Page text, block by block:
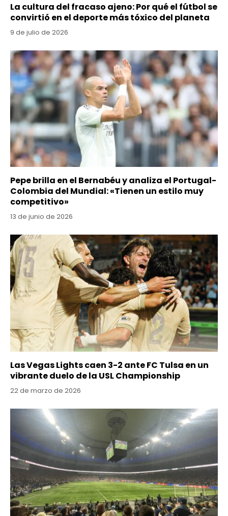
La cultura del fracaso ajeno: Por qué el fútbol se
convirtió en el deporte más tóxico del planeta
9 de julio de 2026
Pepe brilla en el Bernabéu y analiza el Portugal-
Colombia del Mundial: «Tienen un estilo muy
competitivo»
13 de junio de 2026
Las Vegas Lights caen 3-2 ante FC Tulsa en un
vibrante duelo de la USL Championship
22 de marzo de 2026